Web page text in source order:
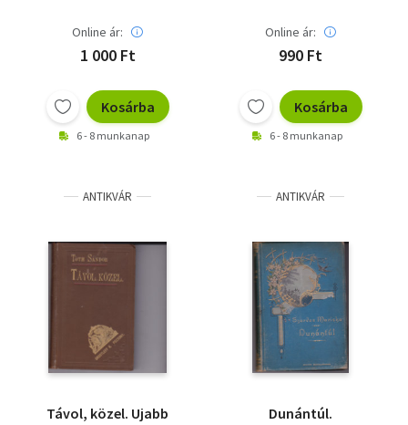
Online ár:
1 000 Ft
Kosárba
6 - 8 munkanap
Online ár:
990 Ft
Kosárba
6 - 8 munkanap
ANTIKVÁR
Távol, közel. Ujabb
ANTIKVÁR
Dunántúl.